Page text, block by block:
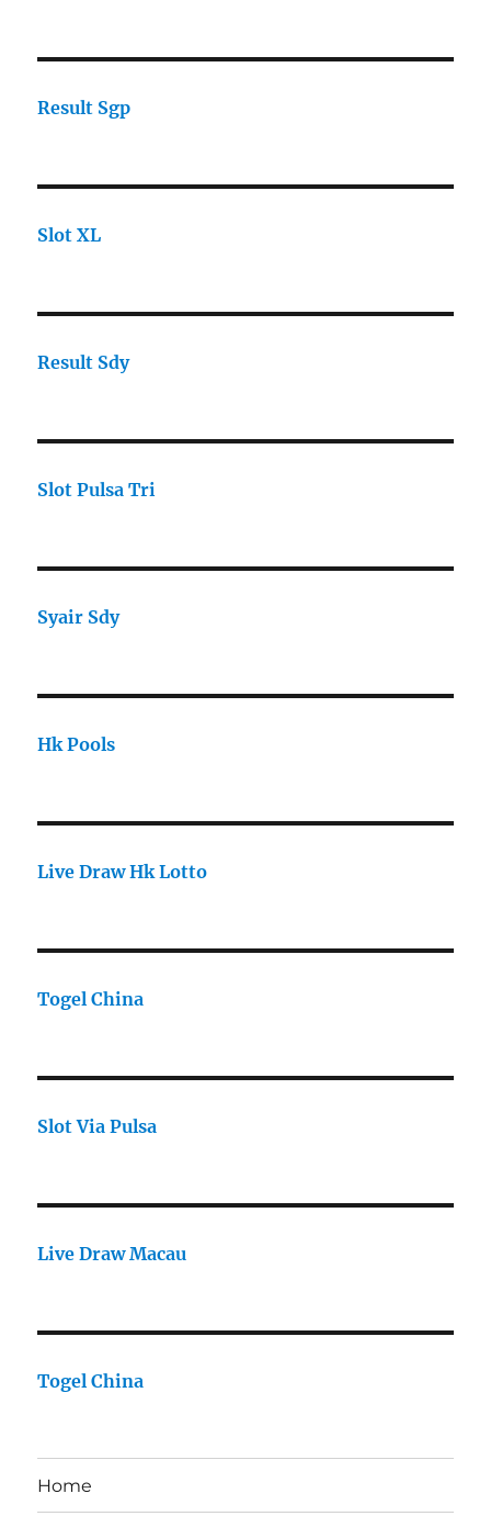
Result Sgp
Slot XL
Result Sdy
Slot Pulsa Tri
Syair Sdy
Hk Pools
Live Draw Hk Lotto
Togel China
Slot Via Pulsa
Live Draw Macau
Togel China
Home